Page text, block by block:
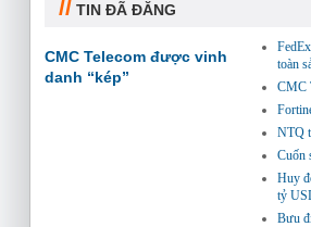
// TIN ĐÃ ĐĂNG
CMC Telecom được vinh
danh “kép”
toàn
CMC
NTQ
Cuốn
Huy
tỷ
Bưu